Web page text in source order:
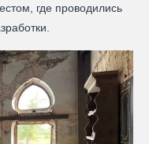
где проводились